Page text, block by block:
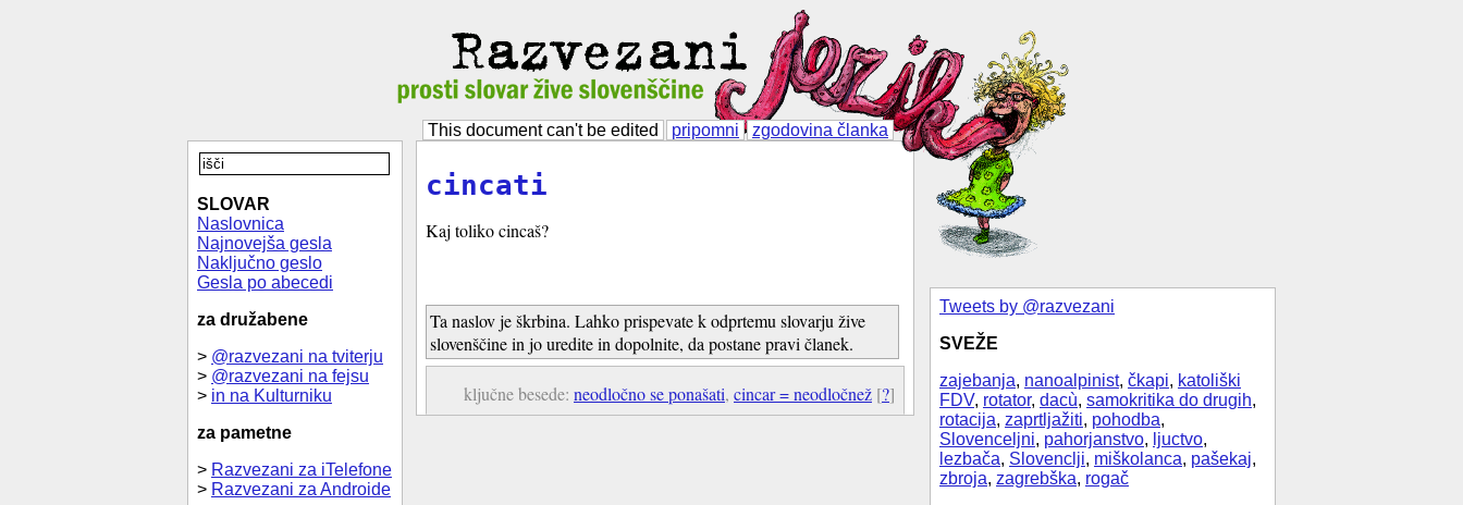
This document can't be edited pripomni zgodovina članka
Tweets by @razvezani
SVEŽE
zajebanja, nanoalpinist, čkapi, katoliški
FDV, rotator, dacù, samokritika do drugih,
rotacija, zaprtljažiti, pohodba,
Slovenceljni, pahorjanstvo, ljuctvo,
lezbača, Slovenclji, miškolanca, pašekaj,
zbroja, zagrebška, rogač
SLOVAR
Naslovnica
Najnovejša gesla
Naključno geslo
Gesla po abecedi
za družabene
> @razvezani na tviterju
> @razvezani na fejsu
> in na Kulturniku
za pametne
> Razvezani za iTelefone
> Razvezani za Androide
cincati
Kaj toliko cincaš?
Ta naslov je škrbina. Lahko prispevate k odprtemu slovarju žive
slovenščine in jo uredite in dopolnite, da postane pravi članek.
ključne besede: neodločno se ponašati, cincar = neodločnež [?]